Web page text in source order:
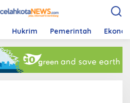
Hukrim Pemerintah